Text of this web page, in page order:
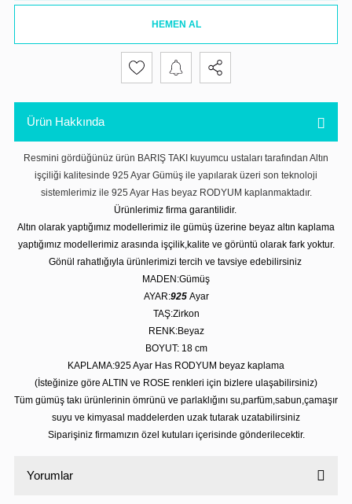
HEMEN AL
Ürün Hakkında
Resmini gördüğünüz ürün BARIŞ TAKI kuyumcu ustaları tarafından Altın
işçiliği kalitesinde 925 Ayar Gümüş ile yapılarak üzeri son teknoloji
sistemlerimiz ile 925 Ayar Has beyaz RODYUM kaplanmaktadır.
Ürünlerimiz firma garantilidir.
Altın olarak yaptığımız modellerimiz ile gümüş üzerine beyaz altın kaplama
yaptığımız modellerimiz arasında işçilik,kalite ve görüntü olarak fark yoktur.
Gönül rahatlığıyla ürünlerimizi tercih ve tavsiye edebilirsiniz
MADEN:Gümüş
AYAR:925 Ayar
TAŞ:Zirkon
RENK:Beyaz
BOYUT: 18 cm
KAPLAMA:925 Ayar Has RODYUM beyaz kaplama
(İsteğinize göre ALTIN ve ROSE renkleri için bizlere ulaşabilirsiniz)
Tüm gümüş takı ürünlerinin ömrünü ve parlaklığını su,parfüm,sabun,çamaşır
suyu ve kimyasal maddelerden uzak tutarak uzatabilirsiniz
Siparişiniz firmamızın özel kutuları içerisinde gönderilecektir.
Yorumlar